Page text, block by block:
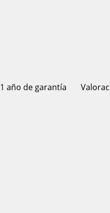
1 año de garantía